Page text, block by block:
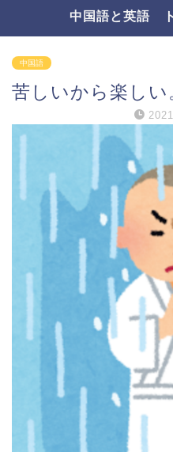
中国語と英語
中国語
苦しいから楽しい